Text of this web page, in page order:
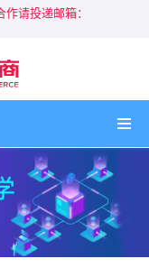
请投递邮箱：